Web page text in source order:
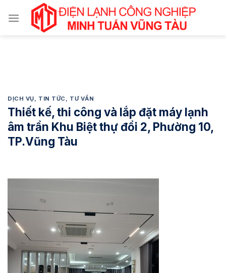
đến
DỊCH VỤ, TIN TỨC , TƯ VẤN
Thiết kế, thi công và lắp đặt máy lạnh
âm trần Khu Biệt thự đồi 2, Phường 10,
TP.Vũng Tàu